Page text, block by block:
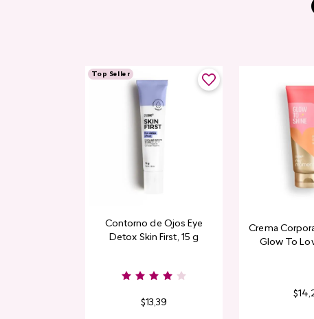
Top Seller
Contorno de Ojos Eye
Detox Skin First, 15 g
$13,39
Crema
Glow To
$14,